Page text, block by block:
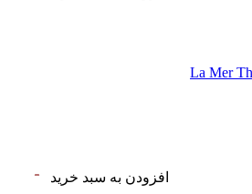
افزودن به سبد خرید